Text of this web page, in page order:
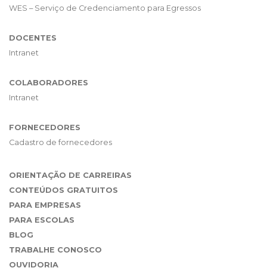
WES – Serviço de Credenciamento para Egressos
DOCENTES
Intranet
COLABORADORES
Intranet
FORNECEDORES
Cadastro de fornecedores
ORIENTAÇÃO DE CARREIRAS
CONTEÚDOS GRATUITOS
PARA EMPRESAS
PARA ESCOLAS
BLOG
TRABALHE CONOSCO
OUVIDORIA